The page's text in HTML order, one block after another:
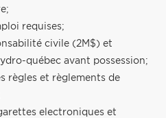
requises;
civile (2M$) et
québec avant possession;
règles et règlements de
electroniques et